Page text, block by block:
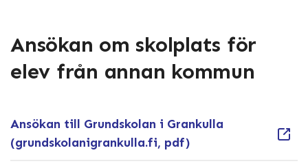
Ansökan om skolplats för
elev från annan kommun
Ansökan till Grundskolan i Grankulla
(grundskolanigrankulla.fi, pdf)